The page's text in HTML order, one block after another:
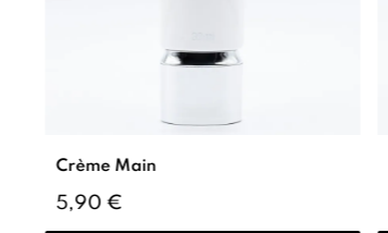
Crème Main
5,90 €